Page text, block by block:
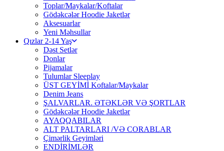
Toplar/Maykalar/Koftalar
Gödəkcələr Hoodie Jaketlər
Aksesuarlar
Yeni Məhsullar
Qızlar 2-14 Yaş
Dəst Setlər
Donlar
Pijamalar
Tulumlar Sleeplay
ÜST GEYİMİ Koftalar/Maykalar
Denim Jeans
ŞALVARLAR. ƏTƏKLƏR VƏ ŞORTLAR
Gödəkcələr Hoodie Jaketlər
AYAQQABILAR
ALT PALTARLARI /VƏ CORABLAR
Çimərlik Geyimləri
ENDİRİMLƏR